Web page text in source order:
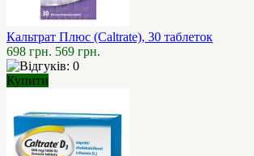
Кальтрат Плюс (Caltrate), 30 таблеток
698 грн. 569 грн.
Купити